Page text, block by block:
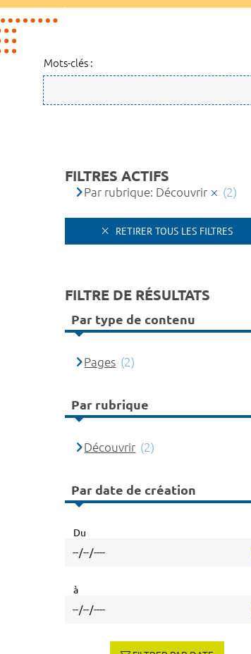
Mots-clés :
FILTRES ACTIFS
Par rubrique: Découvrir (2)
RETIRER TOUS LES FILTRES
FILTRE DE RÉSULTATS
Par type de contenu
Pages (2)
Par rubrique
Découvrir (2)
Par date de création
Du
à